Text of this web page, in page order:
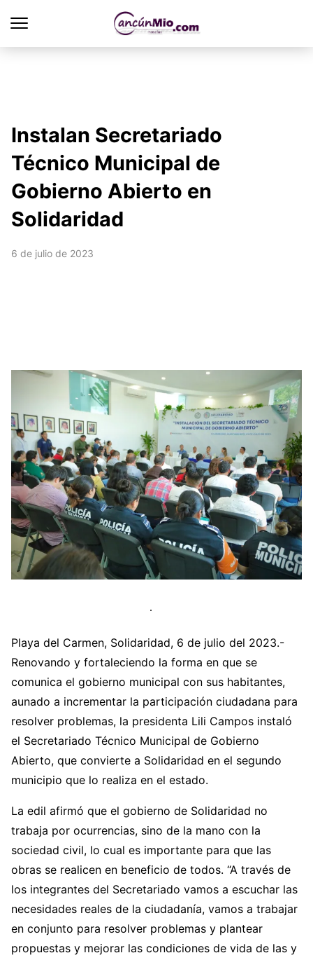
Instalan Secretariado
Técnico Municipal de
Gobierno Abierto en
Solidaridad
6 de julio de 2023
Playa del Carmen, Solidaridad, 6 de julio del 2023.-
Renovando y fortaleciendo la forma en que se
comunica el gobierno municipal con sus habitantes,
aunado a incrementar la participación ciudadana para
resolver problemas, la presidenta Lili Campos instaló
el Secretariado Técnico Municipal de Gobierno
Abierto, que convierte a Solidaridad en el segundo
municipio que lo realiza en el estado.
La edil afirmó que el gobierno de Solidaridad no
trabaja por ocurrencias, sino de la mano con la
sociedad civil, lo cual es importante para que las
obras se realicen en beneficio de todos. “A través de
los integrantes del Secretariado vamos a escuchar las
necesidades reales de la ciudadanía, vamos a trabajar
en conjunto para resolver problemas y plantear
propuestas y mejorar las condiciones de vida de las y